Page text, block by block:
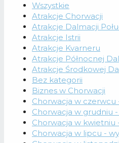
Wszystkie
Atrakcje Chorwacji
Atrakcje Dalmacji
Atrakcje Istrii
Atrakcje Kvarneru
Atrakcje Północnej
Atrakcje Środkowej
Bez kategorii
Biznes w Chorwacji
Chorwacja w czerwcu
Chorwacja w grudniu
Chorwacja w kwietniu
Chorwacja w lipcu -